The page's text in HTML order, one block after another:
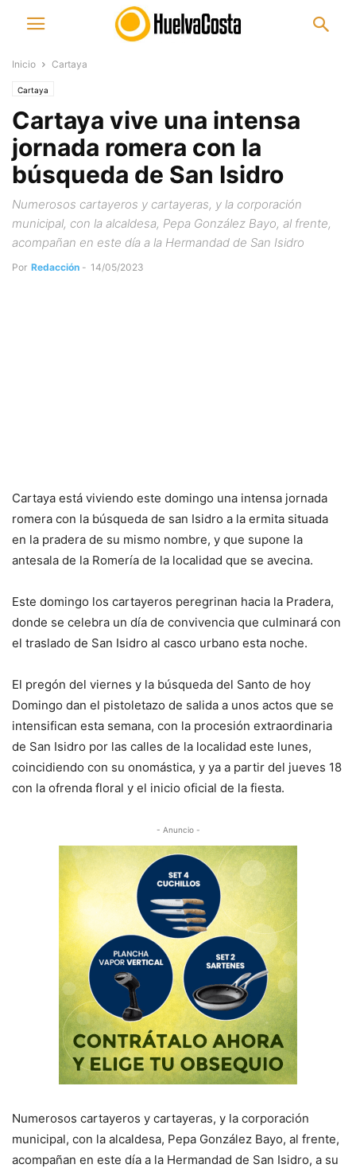
Inicio Cartaya
Cartaya
Cartaya vive una intensa
jornada romera con la
búsqueda de San Isidro
Numerosos cartayeros y cartayeras, y la corporación
municipal, con la alcaldesa, Pepa González Bayo, al frente,
acompañan en este día a la Hermandad de San Isidro
Por Redacción - 14/05/2023
Cartaya está viviendo este domingo una intensa jornada
romera con la búsqueda de san Isidro a la ermita situada
en la pradera de su mismo nombre, y que supone la
antesala de la Romería de la localidad que se avecina.
Este domingo los cartayeros peregrinan hacia la Pradera,
donde se celebra un día de convivencia que culminará con
el traslado de San Isidro al casco urbano esta noche.
El pregón del viernes y la búsqueda del Santo de hoy
Domingo dan el pistoletazo de salida a unos actos que se
intensifican esta semana, con la procesión extraordinaria
de San Isidro por las calles de la localidad este lunes,
coincidiendo con su onomástica, y ya a partir del jueves 18
con la ofrenda floral y el inicio oficial de la fiesta.
- Anuncio -
Numerosos cartayeros y cartayeras, y la corporación
municipal, con la alcaldesa, Pepa González Bayo, al frente,
acompañan en este día a la Hermandad de San Isidro, a su